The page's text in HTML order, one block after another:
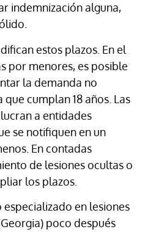
indemnización alguna,
estos plazos. En el
por menores, es posible
la demanda no
cumplan 18 años. Las
a entidades
se notifiquen en un
En contadas
de lesiones ocultas o
los plazos.
en lesiones
poco después